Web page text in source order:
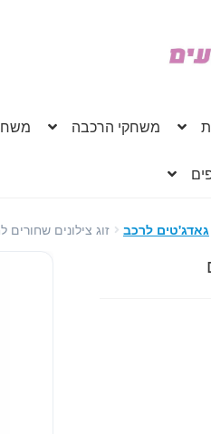
משחקי הרכבה
גאדג'טים לרכב זוג צילונים שחורים